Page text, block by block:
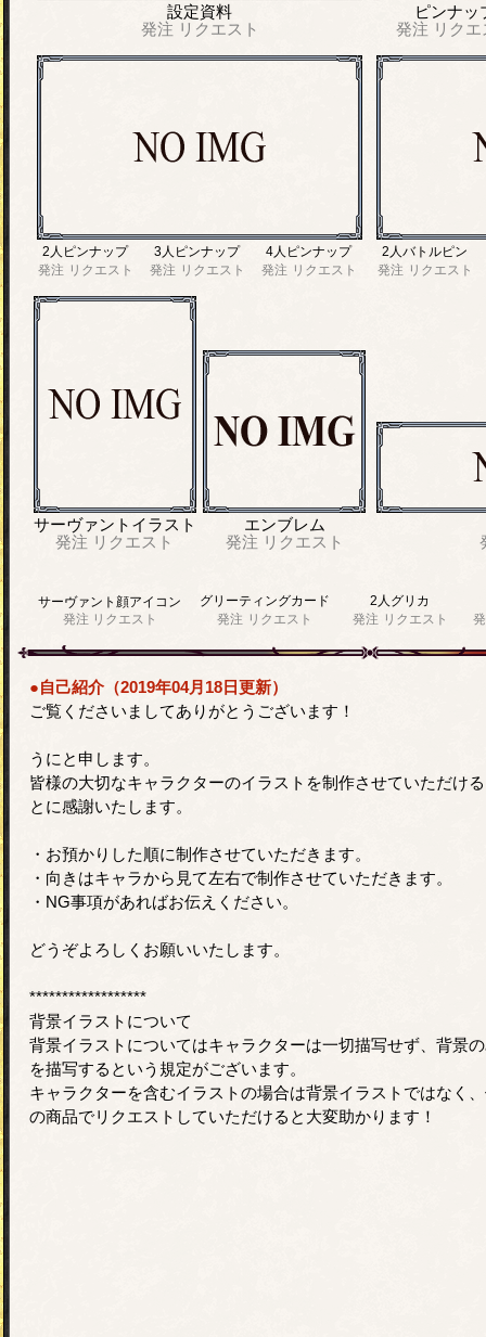
設定資料
発注 リクエスト
ピンナッ
発注 リク
2人ピンナップ
発注 リクエスト
3人ピンナップ
発注 リクエスト
4人ピンナップ
発注 リクエスト
2人バトルピン
発注 リクエスト
サーヴァントイラスト
発注 リクエスト
エンブレム
発注 リクエスト
サーヴァント顔アイコン
発注 リクエスト
グリーティングカード
発注 リクエスト
2人グリカ
発注 リクエスト
●自己紹介（2019年04月18日更新）
ご覧くださいましてありがとうございます！
うにと申します。
皆様の大切なキャラクターのイラストを制作させていただけ
とに感謝いたします。
・お預かりした順に制作させていただきます。
・向きはキャラから見て左右で制作させていただきます。
・NG事項があればお伝えください。
どうぞよろしくお願いいたします。
******************
背景イラストについて
背景イラストについてはキャラクターは一切描写せず、背景
を描写するという規定がございます。
キャラクターを含むイラストの場合は背景イラストではなく
の商品でリクエストしていただけると大変助かります！